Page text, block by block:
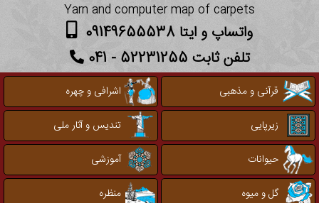
Yarn and computer map of carpets
واتساپ و ایتا 09149655538
تلفن ثابت 52231255 - 041
قرآنی و مذهبی
اشرافی و چهره
زیرپایی
تندیس و آثار ملی
حیوانات
آموزشی
گل و میوه
منظره